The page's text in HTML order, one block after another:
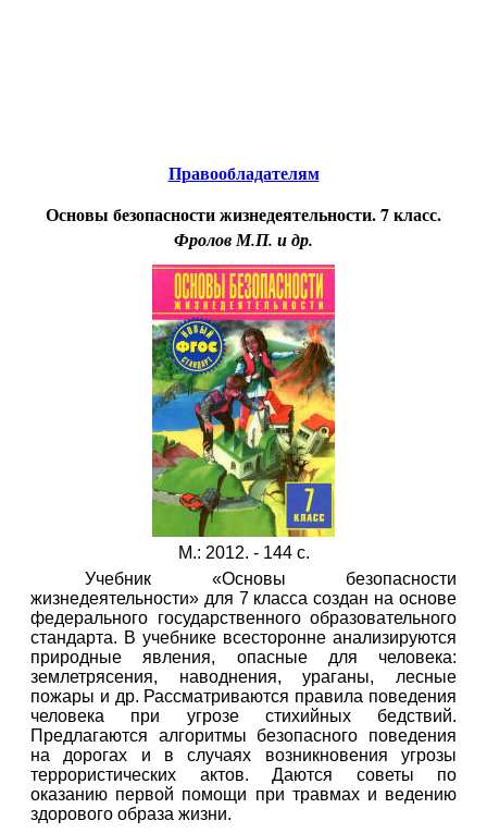
Правообладателям
Основы безопасности жизнедеятельности. 7 класс.
Фролов М.П. и др.
М.: 2012. - 144 с.
Учебник «Основы безопасности
жизнедеятельности» для 7 класса создан на основе
федерального государственного образовательного
стандарта. В учебнике всесторонне анализируются
природные явления, опасные для человека:
землетрясения, наводнения, ураганы, лесные
пожары и др. Рассматриваются правила поведения
человека при угрозе стихийных бедствий.
Предлагаются алгоритмы безопасного поведения
на дорогах и в случаях возникновения угрозы
террористических актов. Даются советы по
оказанию первой помощи при травмах и ведению
здорового образа жизни.